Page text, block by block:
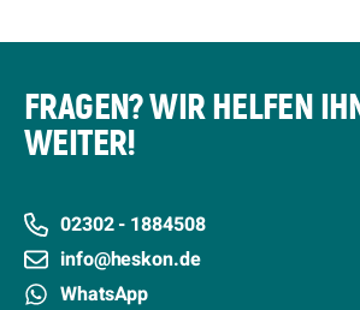
FRAGEN? WIR HELFEN
WEITER!
02302 - 1884508
info@heskon.de
WhatsApp